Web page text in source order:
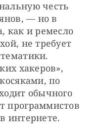
честь
— но в
как и ремесло
не требует
хакеров»,
по
обычного
программистов
интернете.